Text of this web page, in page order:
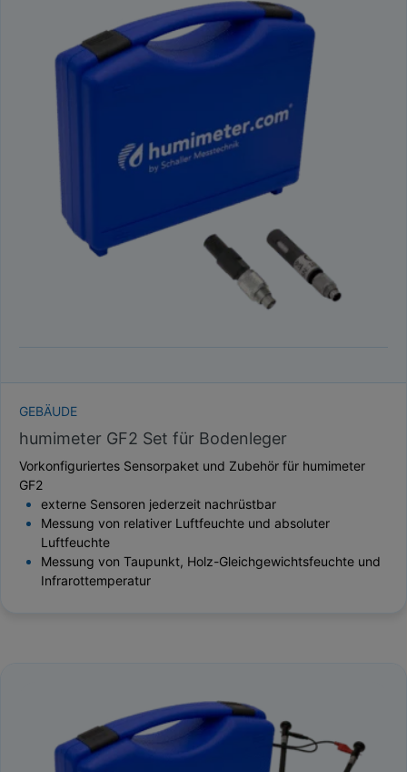
GEBÄUDE
humimeter GF2 Set für Bodenleger
Vorkonfiguriertes Sensorpaket und Zubehör für humimeter
GF2
externe Sensoren jederzeit nachrüstbar
Messung von relativer Luftfeuchte und absoluter
Luftfeuchte
Messung von Taupunkt, Holz-Gleichgewichtsfeuchte und
Infrarottemperatur